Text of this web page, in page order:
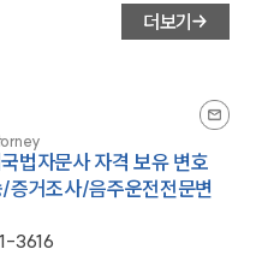
더보기
법자문사 자격 보유 변호
증거조사/음주운전전문변
3616